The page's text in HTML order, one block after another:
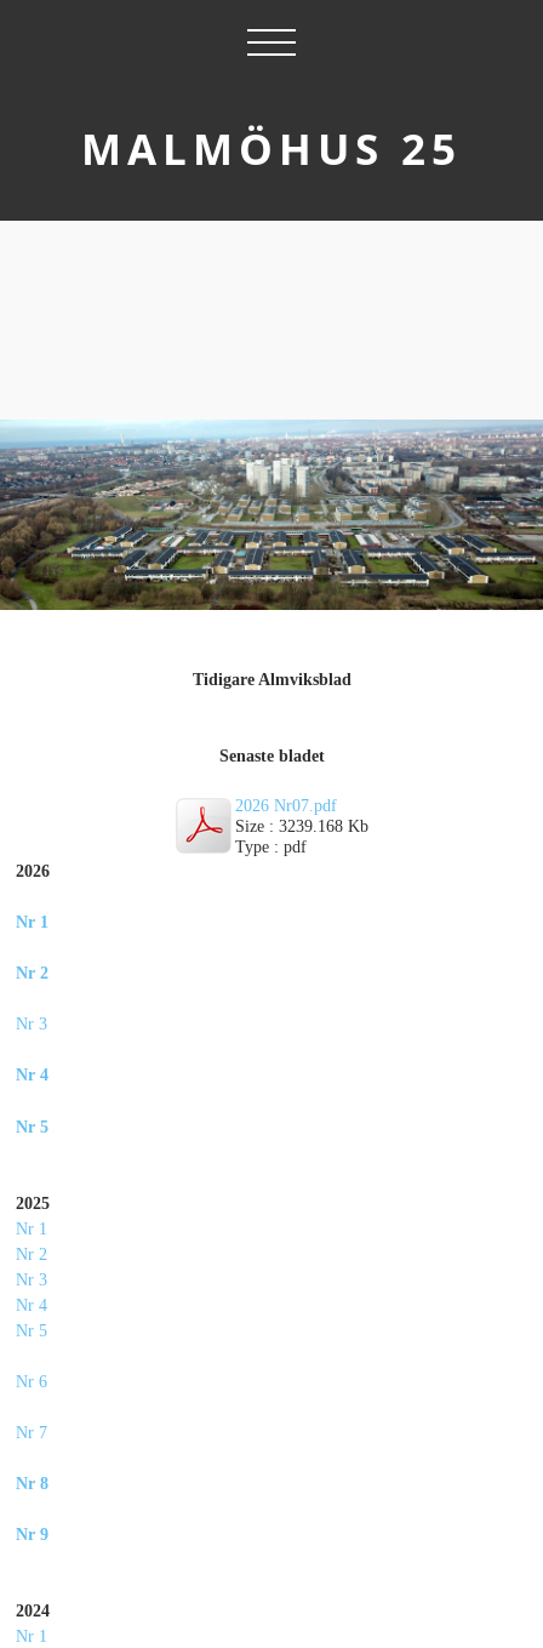
MALMÖHUS 25
Tidigare Almviksblad
Senaste bladet
2026 Nr07.pdf
Size : 3239.168 Kb
Type : pdf
2026
Nr 1
Nr 2
Nr 3
Nr 4
Nr 5
2025
Nr 1
Nr 2
Nr 3
Nr 4
Nr 5
Nr 6
Nr 7
Nr 8
Nr 9
2024
Nr 1